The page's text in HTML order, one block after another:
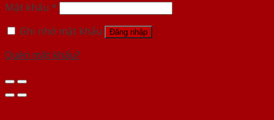
Mật khẩu *
Ghi nhớ mật khẩu
Đăng nhập
Quên mật khẩu?